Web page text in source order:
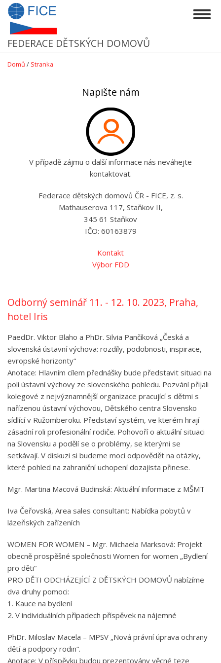
Přejít
hlavnímu
obsahu
FEDERACE DĚTSKÝCH DOMOVŮ
Domů / Stranka
Napište nám
V případě zájmu o další informace nás neváhejte
kontaktovat.
Federace dětských domovů ČR - FICE, z. s.
Mathauserova 117, Staňkov II,
345 61 Staňkov
IČO: 60163879
Kontakt
Výbor FDD
Odborný seminář 11. - 12. 10. 2023, Praha,
hotel Iris
PaedDr. Viktor Blaho a PhDr. Silvia Pančíková „Česká a
slovenská ústavní výchova: rozdíly, podobnosti, inspirace,
evropské horizonty“
Anotace: Hlavním cílem přednášky bude představit situaci na
poli ústavní výchovy ze slovenského pohledu. Pozvání přijali
kolegové z nejvýznamnější organizace pracující s dětmi s
nařízenou ústavní výchovou, Dětského centra Slovensko
sídlící v Ružomberoku. Představí systém, ve kterém hrají
zásadní roli profesionální rodiče. Pohovoří o aktuální situaci
na Slovensku a podělí se o problémy, se kterými se
setkávají. V diskuzi si budeme moci odpovědět na otázky,
které pohled na zahraniční uchopení dozajista přinese.
Mgr. Martina Macová Budinská: Aktuální informace z MŠMT
Iva Čeřovská, Area sales consultant: Nabídka pobytů v
lázeňských zařízeních
WOMEN FOR WOMEN – Mgr. Michaela Marksová: Projekt
obecně prospěšné společnosti Women for women „Bydlení
pro děti“
PRO DĚTI ODCHÁZEJÍCÍ Z DĚTSKÝCH DOMOVŮ nabízíme
dva druhy pomoci:
1. Kauce na bydlení
2. V individuálních případech příspěvek na nájemné
PhDr. Miloslav Macela – MPSV „Nová právní úprava ochrany
dětí a podpory rodin“.
Anotace: V příspěvku budou prezentovány věcné teze